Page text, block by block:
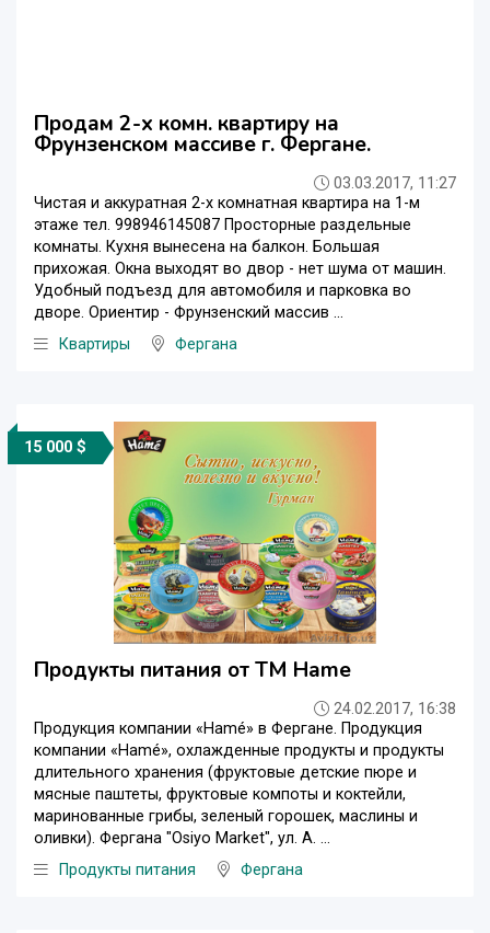
Продам 2-х комн. квартиру на
Фрунзенском массиве г. Фергане.
03.03.2017, 11:27
Чистая и аккуратная 2-х комнатная квартира на 1-м
этаже тел. 998946145087 Просторные раздельные
комнаты. Кухня вынесена на балкон. Большая
прихожая. Окна выходят во двор - нет шума от машин.
Удобный подъезд для автомобиля и парковка во
дворе. Ориентир - Фрунзенский массив ...
Квартиры
Фергана
15 000 $
Продукты питания от ТМ Hame
24.02.2017, 16:38
Продукция компании «Hamé» в Фергане. Продукция
компании «Hamé», охлажденные продукты и продукты
длительного хранения (фруктовые детские пюре и
мясные паштеты, фруктовые компоты и коктейли,
маринованные грибы, зеленый горошек, маслины и
оливки). Фергана "Osiyo Market", ул. А. ...
Продукты питания
Фергана